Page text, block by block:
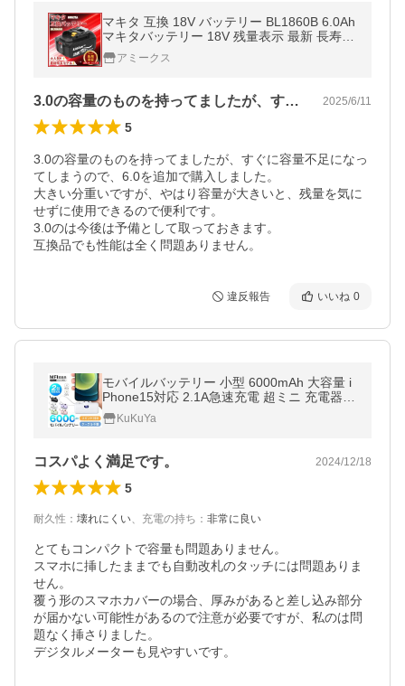
マキタ 互換 18V バッテリー BL1860B 6.0Ah
マキタバッテリー 18V 残量表示 最新 長寿命
セル 高性能 保護回路 PL保険 長期保証 (BL1
860B/1個)
アミークス
3.0の容量のものを持ってましたが、す… 2025/6/11
5
3.0の容量のものを持ってましたが、すぐに容量不足になっ
てしまうので、6.0を追加で購入しました。
大きい分重いですが、やはり容量が大きいと、残量を気に
せずに使用できるので便利です。
3.0のは今後は予備として取っておきます。
互換品でも性能は全く問題ありません。
違反報告 いいね 0
モバイルバッテリー 小型 6000mAh 大容量 i
Phone15対応 2.1A急速充電 超ミニ 充電器 2
台同時充電 ケーブル内蔵 超軽量 スマホ充電
器 iPhone Android 対応
KuKuYa
コスパよく満足です。 2024/12/18
5
耐久性 ： 壊れにくい、 充電の持ち ： 非常に良い
とてもコンパクトで容量も問題ありません。
スマホに挿したままでも自動改札のタッチには問題ありま
せん。
覆う形のスマホカバーの場合、厚みがあると差し込み部分
が届かない可能性があるので注意が必要ですが、私のは問
題なく挿さりました。
デジタルメーターも見やすいです。